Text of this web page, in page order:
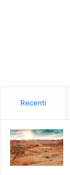
Recenti